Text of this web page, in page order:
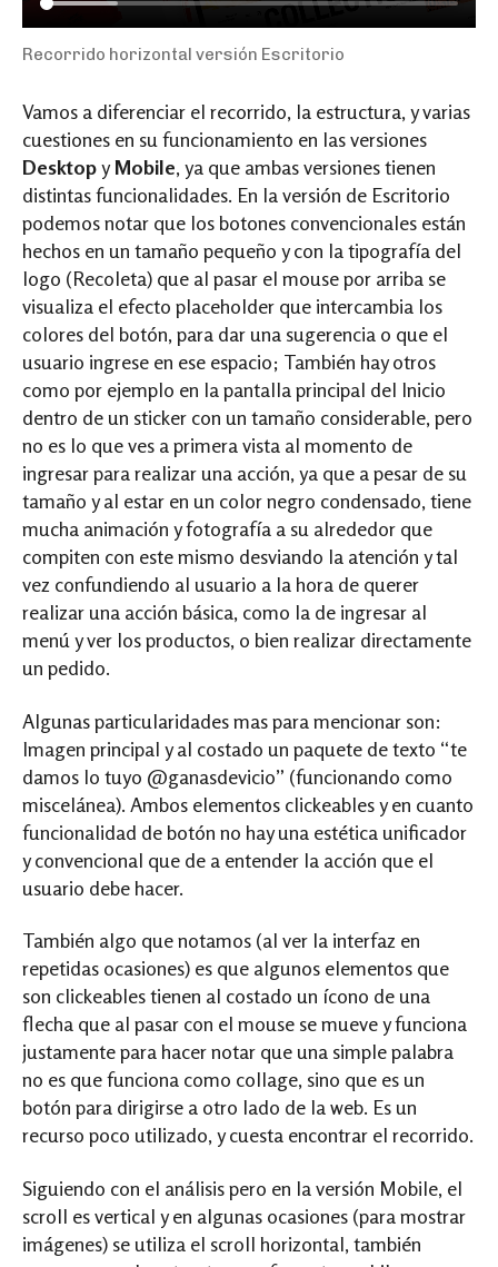
Recorrido horizontal versión Escritorio
Vamos a diferenciar el recorrido, la estructura, y varias
cuestiones en su funcionamiento en las versiones
DesktopyMobile, ya que ambas versiones tienen
distintas funcionalidades. En la versión de Escritorio
podemos notar que los botones convencionales están
hechos en un tamaño pequeño y con la tipografía del
logo (Recoleta) que al pasar el mouse por arriba se
visualiza el efecto placeholder que intercambia los
colores del botón, para dar una sugerencia o que el
usuario ingrese en ese espacio; También hay otros
como por ejemplo en la pantalla principal del Inicio
dentro de un sticker con un tamaño considerable, pero
no es lo que ves a primera vista al momento de
ingresar para realizar una acción, ya que a pesar de su
tamaño y al estar en un color negro condensado, tiene
mucha animación y fotografía a su alrededor que
compiten con este mismo desviando la atención y tal
vez confundiendo al usuario a la hora de querer
realizar una acción básica, como la de ingresar al
menú y ver los productos, o bien realizar directamente
un pedido.
Algunas particularidades mas para mencionar son:
Imagen principal y al costado un paquete de texto “te
damos lo tuyo @ganasdevicio” (funcionando como
miscelánea). Ambos elementos clickeables y en cuanto
funcionalidad de botón no hay una estética unificador
y convencional que de a entender la acción que el
usuario debe hacer.
También algo que notamos (al ver la interfaz en
repetidas ocasiones) es que algunos elementos que
son clickeables tienen al costado un ícono de una
flecha que al pasar con el mouse se mueve y funciona
justamente para hacer notar que una simple palabra
no es que funciona como collage, sino que es un
botón para dirigirse a otro lado de la web. Es un
recurso poco utilizado, y cuesta encontrar el recorrido.
Siguiendo con el análisis pero en la versión Mobile, el
scroll es vertical y en algunas ocasiones (para mostrar
imágenes) se utiliza el scroll horizontal, también